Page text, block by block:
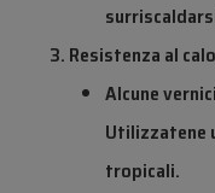
Resistenza al
Alcune
Utilizzatene
tropicali.